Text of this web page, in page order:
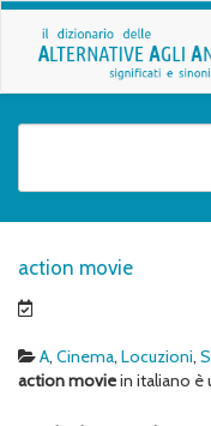
action movie
A, Cinema, Locuzioni,
action moviein italiano è